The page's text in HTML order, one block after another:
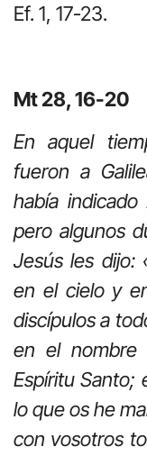
Ef. 1, 17-23.
Mt 28, 16-20
En aquel
fueron a
había
pero algunos
Jesús les dijo:
en el cielo y
discípulos a
en el
Espíritu Santo;
lo que os he
con vosotros